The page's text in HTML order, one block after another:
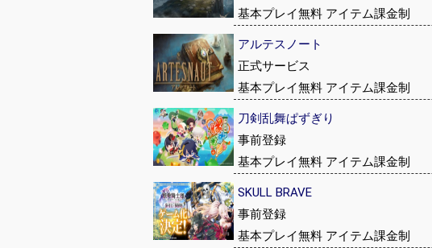
基本プレイ無料 アイテム課金制
アルテスノート
正式サービス
基本プレイ無料 アイテム課金制
刀剣乱舞ぱずぎり
事前登録
基本プレイ無料 アイテム課金制
SKULL BRAVE
事前登録
基本プレイ無料 アイテム課金制